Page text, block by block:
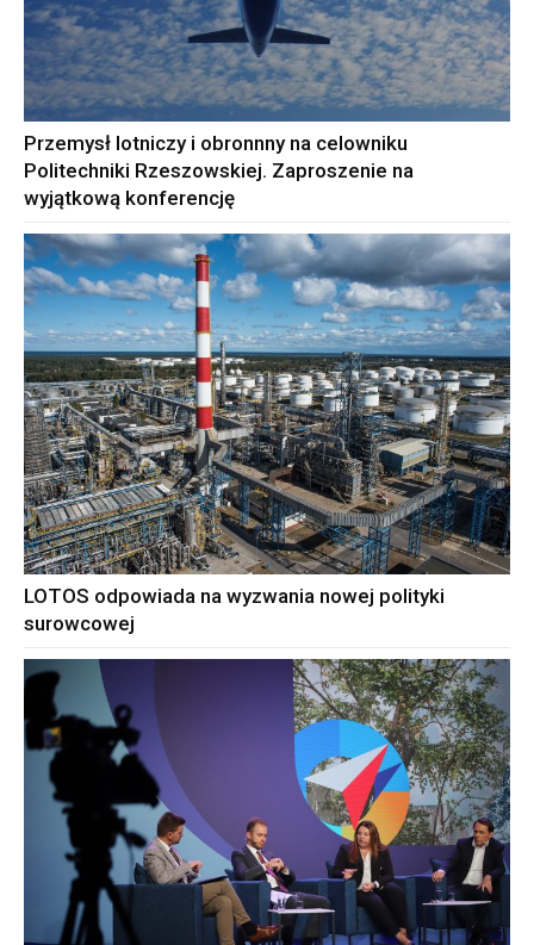
Przemysł lotniczy i obronnny na celowniku
Politechniki Rzeszowskiej. Zaproszenie na
wyjątkową konferencję
LOTOS odpowiada na wyzwania nowej polityki
surowcowej